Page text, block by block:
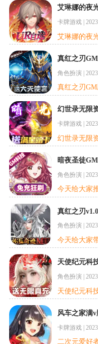
艾琳娜的夜
卡牌游戏
真红之刃
角色扮演 |
幻世录无限
卡牌游戏
暗夜圣徒
角色扮演
真红之刃
角色扮演
天使纪元科
角色扮演
风车之家满v
卡牌游戏 |